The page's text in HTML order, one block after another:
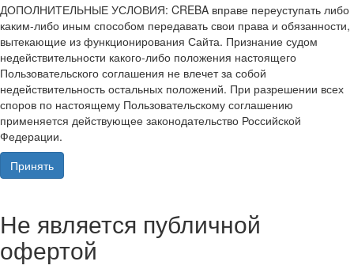
ДОПОЛНИТЕЛЬНЫЕ УСЛОВИЯ: CREBA вправе переуступать либо
каким-либо иным способом передавать свои права и обязанности,
вытекающие из функционирования Сайта. Признание судом
недействительности какого-либо положения настоящего
Пользовательского соглашения не влечет за собой
недействительность остальных положений. При разрешении всех
споров по настоящему Пользовательскому соглашению
применяется действующее законодательство Российской
Федерации.
Принять
Не является публичной
офертой